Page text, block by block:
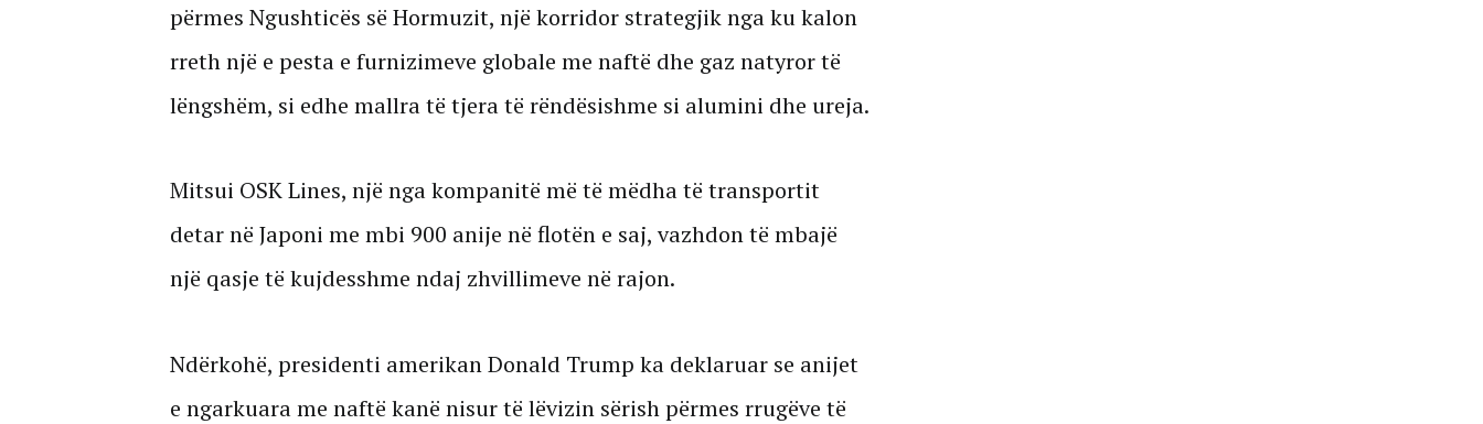
përmes Ngushticës së Hormuzit, një korridor strategjik nga ku kalon
rreth një e pesta e furnizimeve globale me naftë dhe gaz natyror të
lëngshëm, si edhe mallra të tjera të rëndësishme si alumini dhe ureja.
Mitsui OSK Lines, një nga kompanitë më të mëdha të transportit
detar në Japoni me mbi 900 anije në flotën e saj, vazhdon të mbajë
një qasje të kujdesshme ndaj zhvillimeve në rajon.
Ndërkohë, presidenti amerikan Donald Trump ka deklaruar se anijet
e ngarkuara me naftë kanë nisur të lëvizin sërish përmes rrugëve të